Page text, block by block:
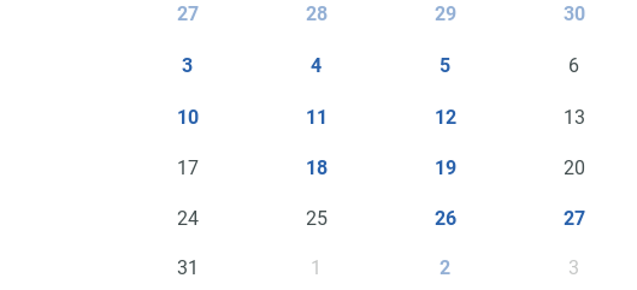
27 28 29 30
3 4 5 6
10 11 12 13
17 18 19 20
24 25 26 27
31 1 2 3